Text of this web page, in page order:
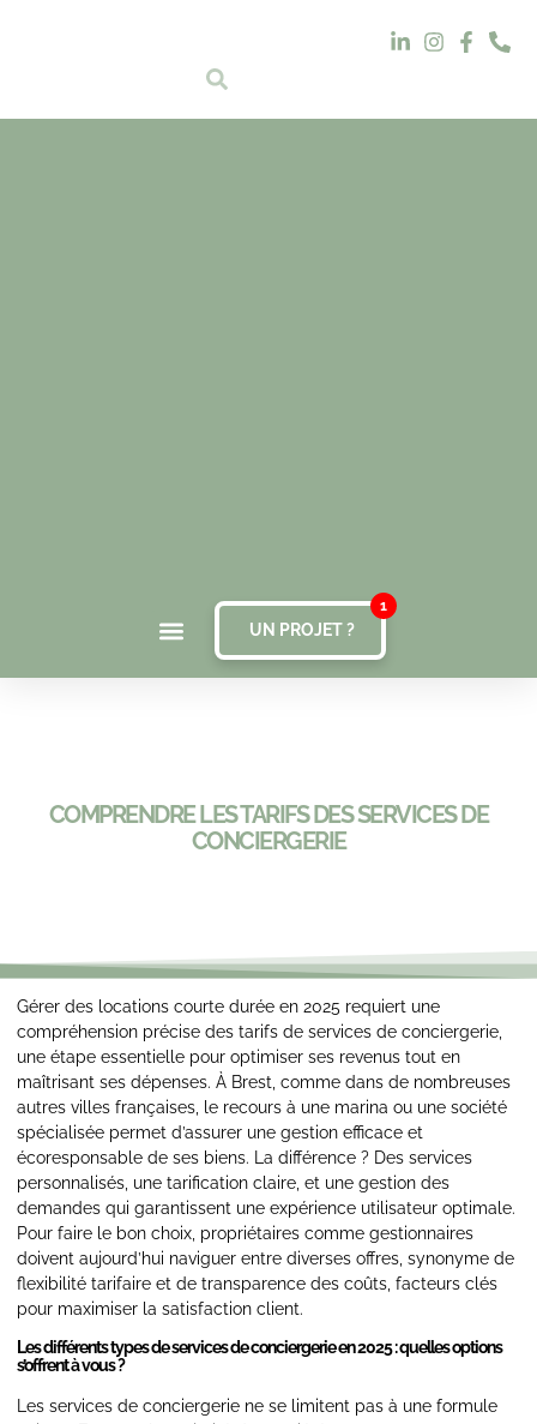
UN PROJET ?
COMPRENDRE LES TARIFS DES SERVICES DE
CONCIERGERIE
Gérer des locations courte durée en 2025 requiert une
compréhension précise des tarifs de services de conciergerie,
une étape essentielle pour optimiser ses revenus tout en
maîtrisant ses dépenses. À Brest, comme dans de nombreuses
autres villes françaises, le recours à une marina ou une société
spécialisée permet d’assurer une gestion efficace et
écoresponsable de ses biens. La différence ? Des services
personnalisés, une tarification claire, et une gestion des
demandes qui garantissent une expérience utilisateur optimale.
Pour faire le bon choix, propriétaires comme gestionnaires
doivent aujourd’hui naviguer entre diverses offres, synonyme de
flexibilité tarifaire et de transparence des coûts, facteurs clés
pour maximiser la satisfaction client.
Les différents types de services de conciergerie en 2025 : quelles options
s’offrent à vous ?
Les services de conciergerie ne se limitent pas à une formule